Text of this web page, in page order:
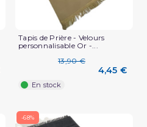
Tapis de Prière - Velours
personnalisable Or -...
13,90 €
4,45 €
En stock
-68%